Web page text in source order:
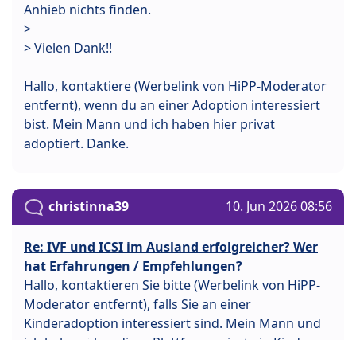
Anhieb nichts finden.
>
> Vielen Dank!!
Hallo, kontaktiere (Werbelink von HiPP-Moderator
entfernt), wenn du an einer Adoption interessiert
bist. Mein Mann und ich haben hier privat
adoptiert. Danke.
christinna39 10. Jun 2026 08:56
Re: IVF und ICSI im Ausland erfolgreicher? Wer
hat Erfahrungen / Empfehlungen?
Hallo, kontaktieren Sie bitte (Werbelink von HiPP-
Moderator entfernt), falls Sie an einer
Kinderadoption interessiert sind. Mein Mann und